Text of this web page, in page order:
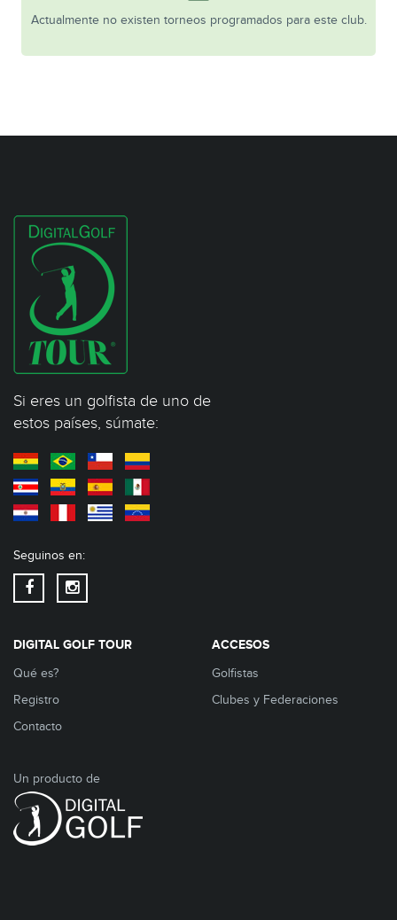
Actualmente no existen torneos programados para este club.
Si eres un golfista de uno de
estos países, súmate:
Seguinos en:
DIGITAL GOLF TOUR
Qué es?
Registro
Contacto
ACCESOS
Golfistas
Clubes y Federaciones
Un producto de